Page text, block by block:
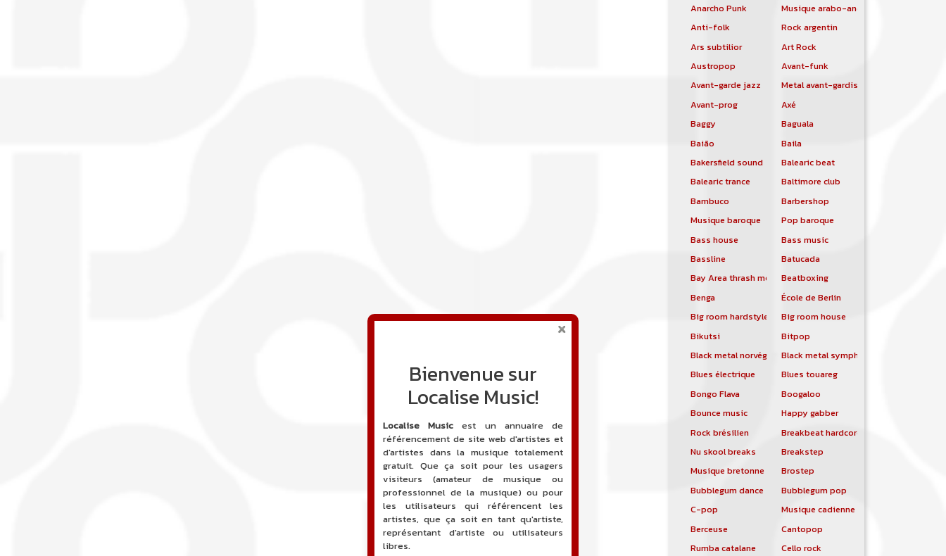
Anarcho Punk
Musique arabo-andalouse
Anti-folk
Rock argentin
Ars subtilior
Art Rock
Austropop
Avant-funk
Avant-garde jazz
Metal avant-gardiste
Avant-prog
Axé
Baggy
Baguala
Baião
Baila
Bakersfield sound
Balearic beat
Balearic trance
Baltimore club
Bambuco
Barbershop
Musique baroque
Pop baroque
Bass house
Bass music
Bassline
Batucada
Bay Area thrash metal Beatboxing
Benga
École de Berlin
Big room hardstyle
Big room house
Bikutsi
Bitpop
Black metal norvégien
Black metal symphonique
Blues électrique
Blues touareg
Bongo Flava
Boogaloo
Bounce music
Happy gabber
Rock brésilien
Breakbeat hardcore
Nu skool breaks
Breakstep
Musique bretonne
Brostep
Bubblegum dance
Bubblegum pop
C-pop
Musique cadienne
Berceuse
Cantopop
Rumba catalane
Cello rock
Bienvenue sur
Localise Music!
Localise Music est un annuaire de
référencement de site web d'artistes et
d'artistes dans la musique totalement
gratuit. Que ça soit pour les usagers
visiteurs (amateur de musique ou
professionnel de la musique) ou pour
les utilisateurs qui référencent les
artistes, que ça soit en tant qu'artiste,
représentant d'artiste ou utilisateurs
libres.